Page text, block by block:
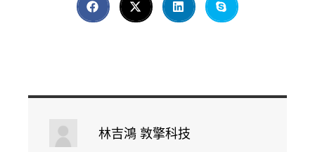
林吉鴻 敦擎科技